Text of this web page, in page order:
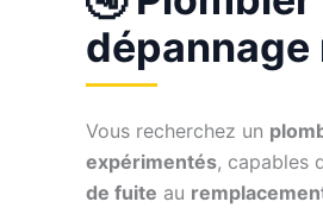
dépannage
Vous recherchez un
expérimentés, capables
de fuite au